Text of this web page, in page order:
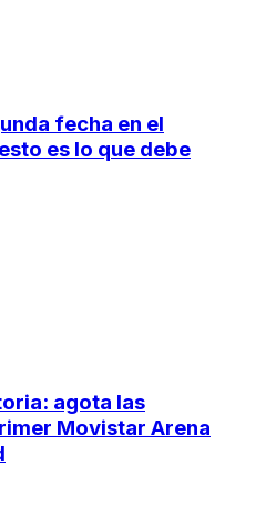
fecha en el
es lo que debe
agota las
Movistar Arena